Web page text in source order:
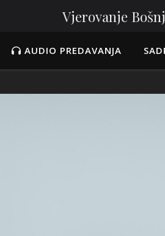
Vjerovanje
AUDIO PREDAVANJA